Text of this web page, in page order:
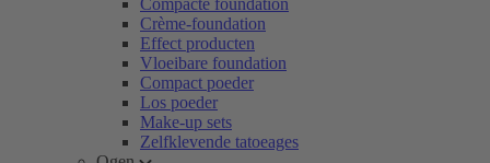
Compacte foundation
Crème-foundation
Effect producten
Vloeibare foundation
Compact poeder
Los poeder
Make-up sets
Zelfklevende tatoeages